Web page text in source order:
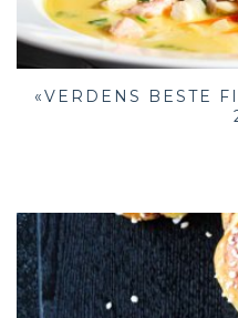
«VERDENS BESTE